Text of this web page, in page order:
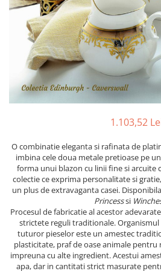
SUB 500
SUB 200
SUB 1000
SUB 2000
SUB 3000
SUB 5000
PRODUSE
CĂNI
ACCESORII PENTRU MASĂ
SET CEAI &AMP; DESERT
CEASURI DE INTERIOR
OBIECTE DECORATIVE
VAZE DECORATIVE
PRODUSE PENTRU CURĂŢAT
ACCESORII DECORATIVE
SETURI DE CAFEA
BRANDURI
ROYAL ALBERT
AZAY CASA
JL COQUET
PORTMEIRION
VILLA ALTACHIARA
PIP STUDIO
COLECȚII
MIRANDA KERR
NEW COUNTRY ROSES PINK
ROSECONFETTI
POLKA ROSE
BOXE
CORPURI DE ILUMINAT
TROFEE
BRANDURI
WATERFORD
VALENTI
SALVIATI
ROYAL ALBERT
PORTMEIRION
AZAY CASA
CHINELLI
COLECTII
BOURGOGNE
LUXE
SETURI PENTRU CAVIAR
PAHARE SI CANI
ACCESORII BIROU
SUPORTURI PENTRU PRAJITURI
CASETE DE BIJUTERII
BRANDURI
ARTHUR PRICE OF ENGLAND
CHINELLI
AZAY CASA
VERA WANG
WEDGWOOD
ROYAL DOULTON
COLECTII
GOCCIA
1.103,52
O combinatie eleganta si rafinata de
imbina cele doua metale pretioase pe
forma unui blazon cu linii fine si arcuite
colectie ce exprima personalitate si
un plus de extravaganta casei.
Princesssi
Procesul de fabricatie al acestor
strictete reguli traditionale.
tuturor pieselor este un amestec
plasticitate, praf de oase animale pentru
impreuna cu alte ingredient. Acestui
apa, dar in cantitati strict masurate